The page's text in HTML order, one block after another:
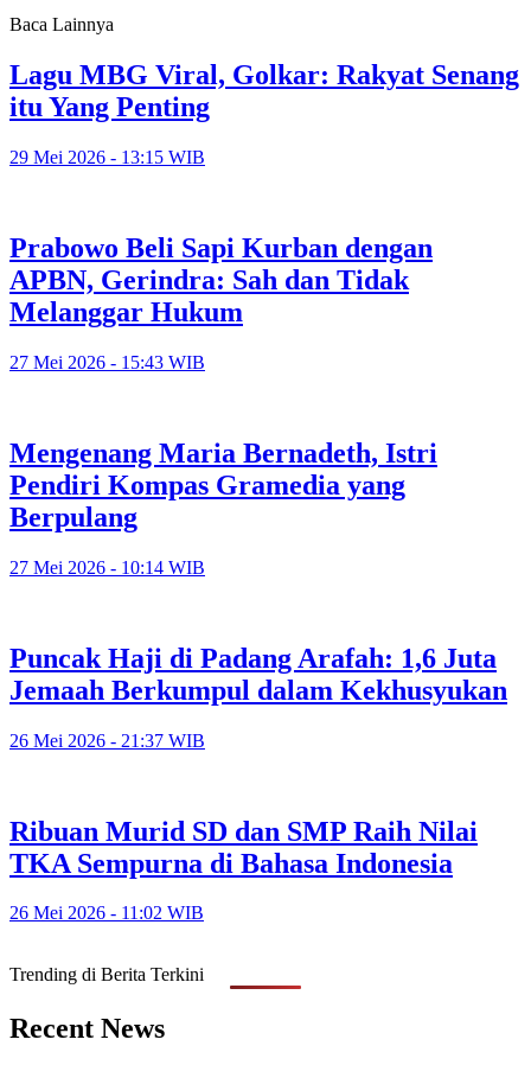
Baca Lainnya
Lagu MBG Viral, Golkar: Rakyat Senang
itu Yang Penting
29 Mei 2026 - 13:15 WIB
Prabowo Beli Sapi Kurban dengan
APBN, Gerindra: Sah dan Tidak
Melanggar Hukum
27 Mei 2026 - 15:43 WIB
Mengenang Maria Bernadeth, Istri
Pendiri Kompas Gramedia yang
Berpulang
27 Mei 2026 - 10:14 WIB
Puncak Haji di Padang Arafah: 1,6 Juta
Jemaah Berkumpul dalam Kekhusyukan
26 Mei 2026 - 21:37 WIB
Ribuan Murid SD dan SMP Raih Nilai
TKA Sempurna di Bahasa Indonesia
26 Mei 2026 - 11:02 WIB
Trending di Berita Terkini
Recent News